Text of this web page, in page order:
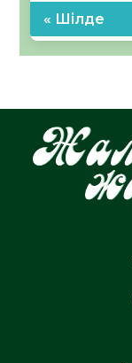
« Шілде